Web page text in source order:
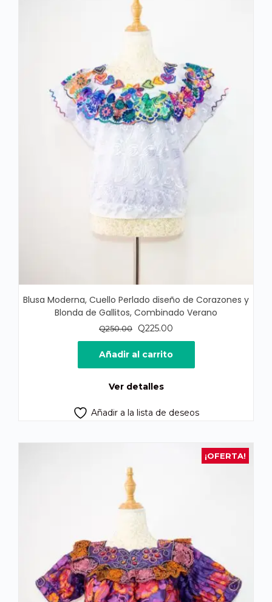
Blusa Moderna, Cuello Perlado diseño de Corazones y
Blonda de Gallitos, Combinado Verano
Q250.00
El
precio
original
era:
Q225.00
precio
actual
es:
Añadir al carrito
Ver detalles
Añadir a la lista de deseos
¡OFERTA!